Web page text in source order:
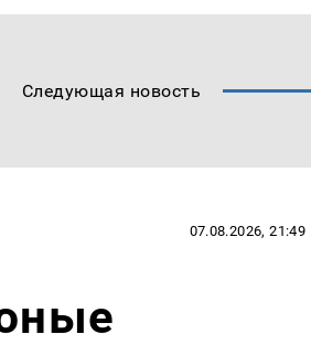
Следующая новость
07.08.2026, 21:49